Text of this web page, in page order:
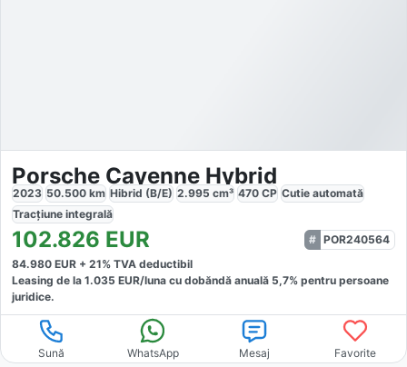
Porsche Cayenne Hybrid
2023 50.500 km Hibrid (B/E) 2.995 cm³ 470 CP Cutie automată
Tracțiune integrală
102.826 EUR
POR240564
84.980 EUR + 21% TVA deductibil
Leasing de la 1.035 EUR/luna cu dobăndă anuală 5,7% pentru persoane
juridice.
Sună WhatsApp Mesaj Favorite